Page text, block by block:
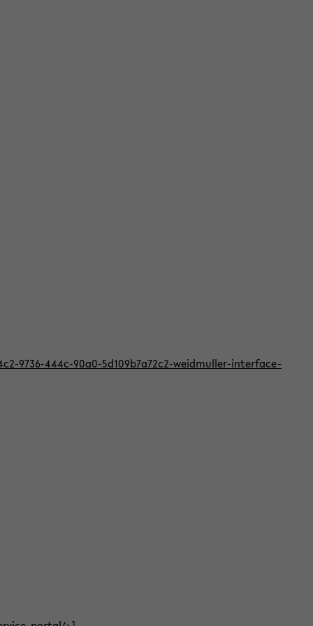
9736-444c-90a0-5d109b7a72c2-weidmuller-interface-